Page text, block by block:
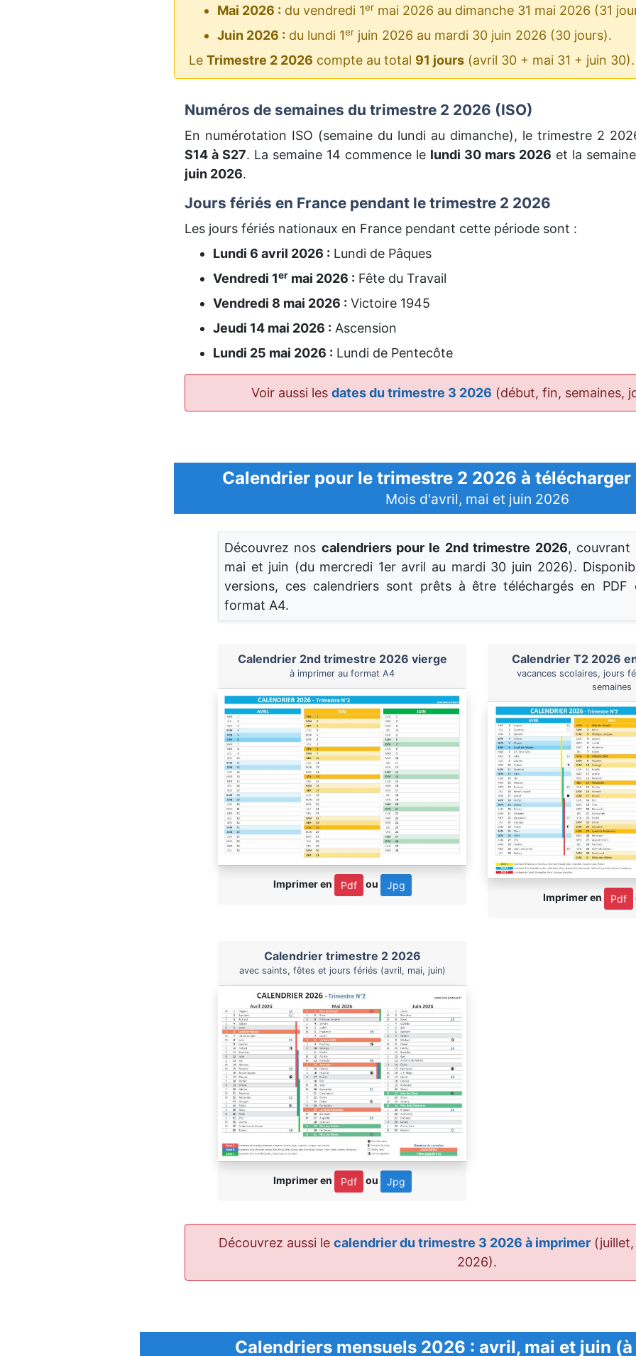
Mai 2026 : du vendredi 1ermai 2026 au dimanche 31 mai 2026 (31
Juin 2026 : du lundi 1erjuin 2026 au mardi 30 juin 2026 (30 jours).
Le Trimestre 2 2026 compte au total 91 jours(avril 30 + mai 31 + juin 30).
Numéros de semaines du trimestre 2 2026 (ISO)
En numérotation ISO (semaine du lundi au dimanche), le trimestre 2
S14 à S27. La semaine 14 commence le lundi 30 mars 2026 et la
juin 2026.
Jours fériés en France pendant le trimestre 2 2026
Les jours fériés nationaux en France pendant cette période sont :
Lundi 6 avril 2026 : Lundi de Pâques
Vendredi 1ermai 2026 : Fête du Travail
Vendredi 8 mai 2026 : Victoire 1945
Jeudi 14 mai 2026 : Ascension
Lundi 25 mai 2026 : Lundi de Pentecôte
Voir aussi les dates du trimestre 3 2026 (début, fin, semaines,
Calendrier pour le trimestre 2 2026 à
Mois d'avril, mai et juin 2026
Découvrez nos calendriers pour le 2nd trimestre 2026, couvrant
mai et juin (du mercredi 1er avril au mardi 30 juin 2026).
versions, ces calendriers sont prêts à être téléchargés en PDF
format A4.
Calendrier 2nd trimestre 2026 vierge
à imprimer au format A4
Imprimer en Pdf ou Jpg
Calendrier T2 2026
vacances scolaires, jours
semaines
Imprimer en Pdf
Calendrier trimestre 2 2026
avec saints, fêtes et jours fériés (avril, mai, juin)
Imprimer en Pdf ou Jpg
Découvrez aussi le calendrier du trimestre 3 2026 à imprimer(juillet,
2026).
Calendriers mensuels 2026 : avril, mai et juin